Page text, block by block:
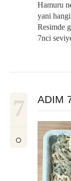
Hamuru
yani
Resimde
7nci
7 ADIM